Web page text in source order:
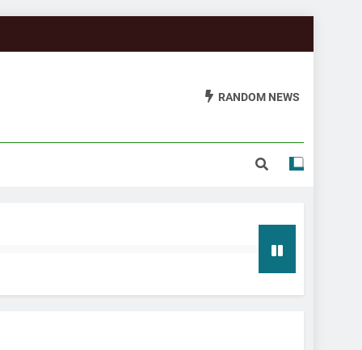
RANDOM NEWS